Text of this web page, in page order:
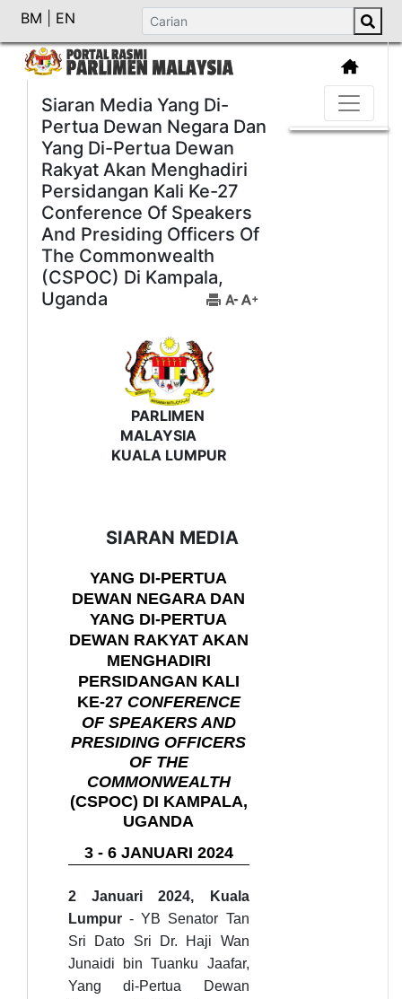
BM EN
Siaran Media Yang Di-
Pertua Dewan Negara Dan
Yang Di-Pertua Dewan
Rakyat Akan Menghadiri
Persidangan Kali Ke-27
Conference Of Speakers
And Presiding Officers Of
The Commonwealth
(CSPOC) Di Kampala,
Uganda
PARLIMEN
MALAYSIA
KUALA LUMPUR
SIARAN MEDIA
YANG DI-PERTUA
DEWAN NEGARA DAN
YANG DI-PERTUA
DEWAN RAKYAT AKAN
MENGHADIRI
PERSIDANGAN KALI
KE-27 CONFERENCE
OF SPEAKERS AND
PRESIDING OFFICERS
OF THE
COMMONWEALTH
(CSPOC) DI KAMPALA,
UGANDA
3 - 6 JANUARI 2024
2 Januari 2024, Kuala
Lumpur - YB Senator Tan
Sri Dato Sri Dr. Haji Wan
Junaidi bin Tuanku Jaafar,
Yang di-Pertua Dewan